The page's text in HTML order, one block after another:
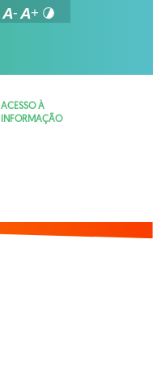
ACESSO À
INFORMAÇÃO